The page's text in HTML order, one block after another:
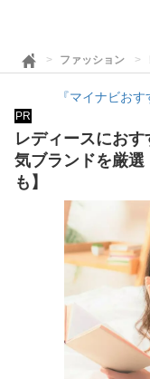
ファッション
『マイナビお
PR
レディースにお
気ブランドを厳
も】